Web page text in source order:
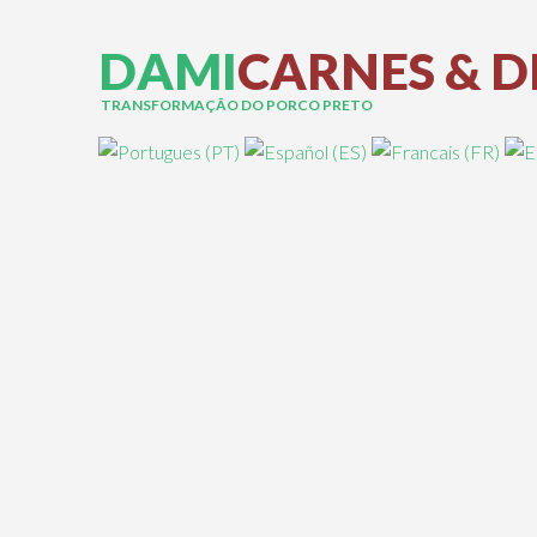
DAMICARNES & D
TRANSFORMAÇÃO DO PORCO PRETO